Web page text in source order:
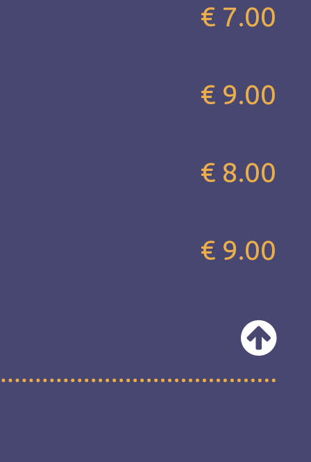
€ 7.00
€ 9.00
€ 8.00
€ 9.00